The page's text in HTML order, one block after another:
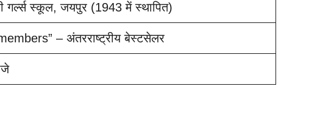
गर्ल्स स्कूल, जयपुर (1943 में स्थापित)
– अंतरराष्ट्रीय बेस्टसेलर